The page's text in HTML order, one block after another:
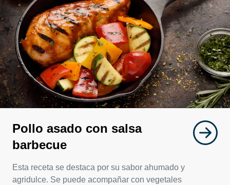
Pollo asado con salsa
barbecue
Esta receta se destaca por su sabor ahumado y
agridulce. Se puede acompañar con vegetales